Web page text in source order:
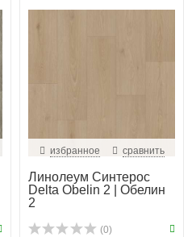
избранное сравнить
Линолеум Синтерос
Delta Obelin 2 | Обелин
2
(0)